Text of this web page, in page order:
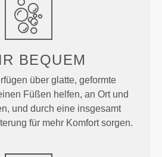
BEQUEM
über glatte, geformte
Füßen helfen, an Ort und
und durch eine insgesamt
für mehr Komfort sorgen.